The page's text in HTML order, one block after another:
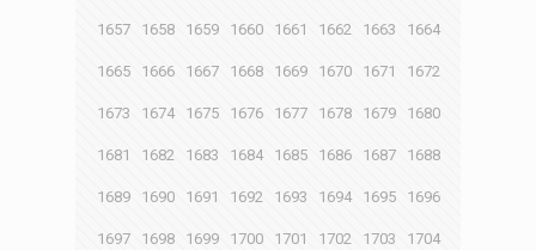
1657 1658 1659 1660 1661 1662 1663 1664
1665 1666 1667 1668 1669 1670 1671 1672
1673 1674 1675 1676 1677 1678 1679 1680
1681 1682 1683 1684 1685 1686 1687 1688
1689 1690 1691 1692 1693 1694 1695 1696
1697 1698 1699 1700 1701 1702 1703 1704